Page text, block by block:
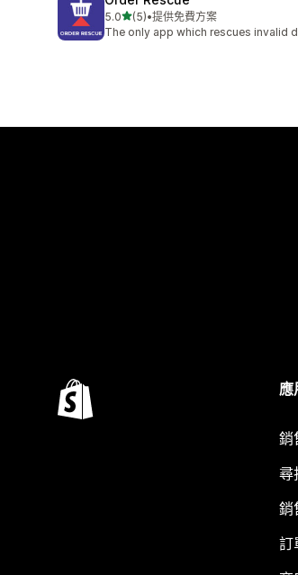
5.0滿分 5 顆星
(5)
共有 5 則評價
•提供免費方案
The only app which rescues invalid
應
銷
尋
銷
訂